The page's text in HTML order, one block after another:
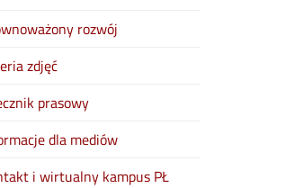
rozwój
zdjęć
prasowy
dla mediów
i wirtualny kampus PŁ